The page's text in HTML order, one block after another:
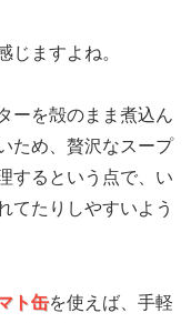
じますよね。
ーを殻のまま煮込ん
ため、贅沢なスープ
するという点で、い
てたりしやすいよう
ト缶を使えば、手軽